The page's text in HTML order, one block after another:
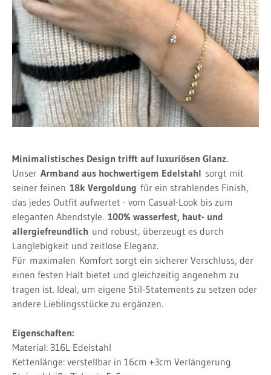
Minimalistisches Design trifft auf luxuriösen Glanz.
Unser Armband aus hochwertigem Edelstahl sorgt mit
seiner feinen 18k Vergoldung für ein strahlendes Finish,
das jedes Outfit aufwertet - vom Casual-Look bis zum
eleganten Abendstyle. 100% wasserfest, haut- und
allergiefreundlich und robust, überzeugt es durch
Langlebigkeit und zeitlose Eleganz.
Für maximalen Komfort sorgt ein sicherer Verschluss, der
einen festen Halt bietet und gleichzeitig angenehm zu
tragen ist. Ideal, um eigene Stil-Statements zu setzen oder
andere Lieblingsstücke zu ergänzen.
Eigenschaften:
Material: 316L Edelstahl
Kettenlänge: verstellbar in 16cm +3cm Verlängerung